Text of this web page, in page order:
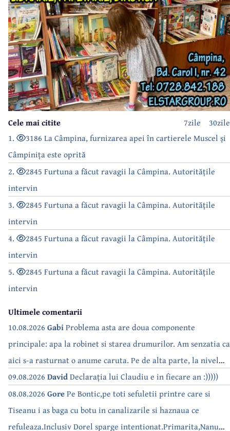
30zile
7zile
Cele mai citite
1.
3186 La Câmpina, furnizarea apei în cartierele Muscel și
Câmpinița este oprită
2.
2845 Furtuna a făcut ravagii la Câmpina. Autoritățile
intervin
3.
2845 Furtuna a făcut ravagii la Câmpina. Autoritățile
intervin
4.
2845 Furtuna a făcut ravagii la Câmpina. Autoritățile
intervin
5.
2845 Furtuna a făcut ravagii la Câmpina. Autoritățile
intervin
Ultimele comentarii
10.08.2026 GabiProblema asta are doua componente
principale: apa la robinet si starea drumurilor. Am senzatia ca
aici s-a rasturnat o anume caruta. Pe de alta parte, la nivel
national, serialul asta deja a difuzat episoadele 'fara apa' si
'fara energie'. Banuiesc ca urmeaza episodul 'fara hrana'.
09.08.2026 DavidDeclarația lui Claudiu e in fiecare an :)))))
08.08.2026 GorePe Bontic,pe toti sefuletii printre care si
Tiseanu i as baga cu botu in canalizarile si haznaua ce
refuleaza.Inclusiv Dorel sparge intentionat.Primarita,Nanu